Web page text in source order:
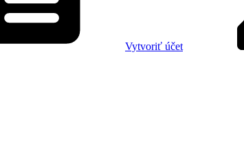
Vytvoriť účet